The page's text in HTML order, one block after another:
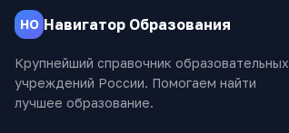
НО Навигатор Образования
Крупнейший справочник образовательных
учреждений России. Помогаем найти
лучшее образование.